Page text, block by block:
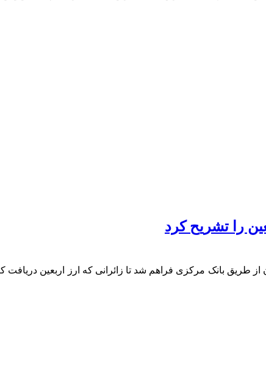
را تشریح کرد
طریق بانک مرکزی فراهم شد تا زائرانی که ارز اربعین دریافت